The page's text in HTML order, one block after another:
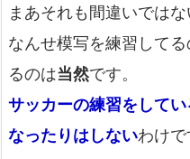
まあそれも間違いではな
なんせ模写を練習して
るのは当然です。
サッカーの練習をして
なったりはしないわけで